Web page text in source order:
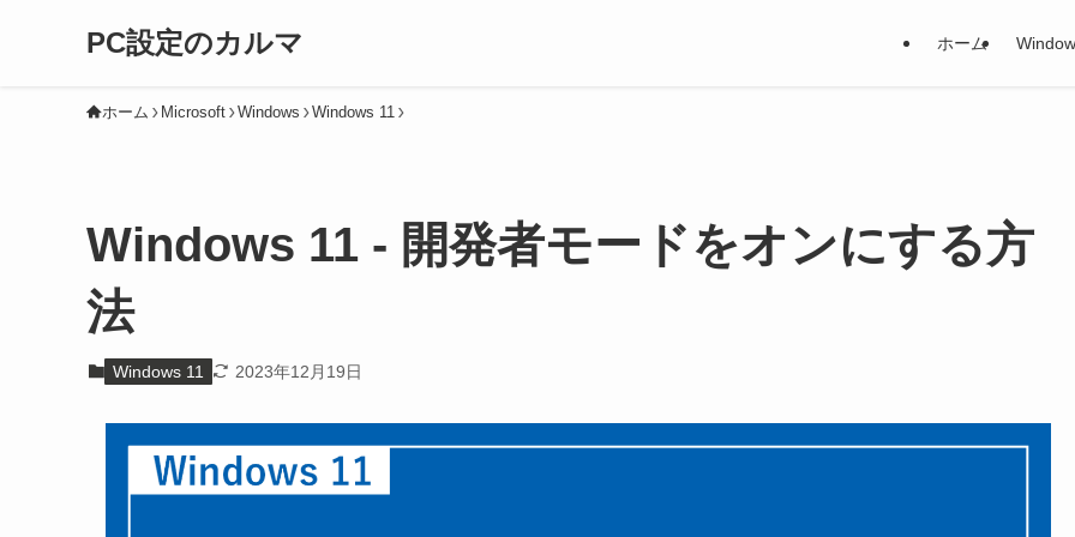
PC設定のカルマ ホーム
ホーム Microsoft Windows Windows 11
Windows 11 - 開発者モードをオンにする方
法
Windows 11 2023年12月19日